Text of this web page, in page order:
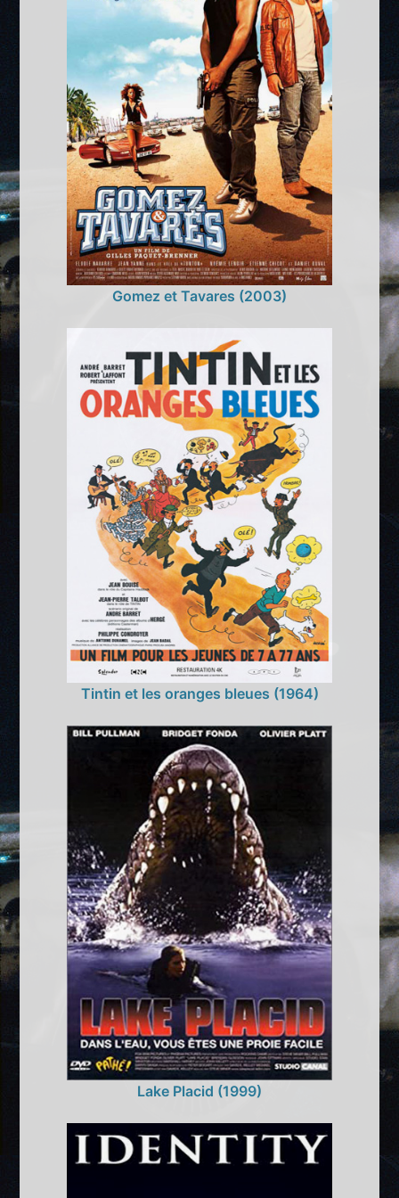
Gomez et Tavares (2003)
Tintin et les oranges bleues (1964)
Lake Placid (1999)